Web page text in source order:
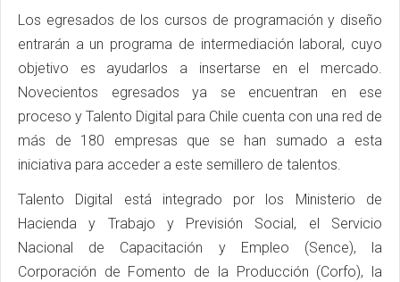
Los egresados de los cursos de programación y diseño
entrarán a un programa de intermediación laboral, cuyo
objetivo es ayudarlos a insertarse en el mercado.
Novecientos egresados ya se encuentran en ese
proceso y Talento Digital para Chile cuenta con una red de
más de 180 empresas que se han sumado a esta
iniciativa para acceder a este semillero de talentos.
Talento Digital está integrado por los Ministerio de
Hacienda y Trabajo y Previsión Social, el Servicio
Nacional de Capacitación y Empleo (Sence), la
Corporación de Fomento de la Producción (Corfo), la